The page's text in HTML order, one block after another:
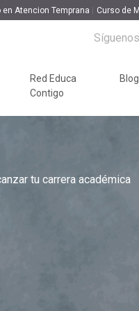
en Atencion Temprana Curso de
Red Educa
Contigo
Blog
tu carrera académica